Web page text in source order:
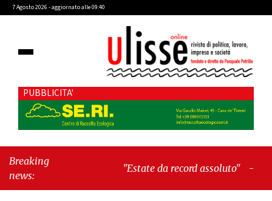
7 Agosto 2026 - aggiornato alle 09:40
PUBBLICITA'
Breaking
news:
"Estate da record assoluto" -